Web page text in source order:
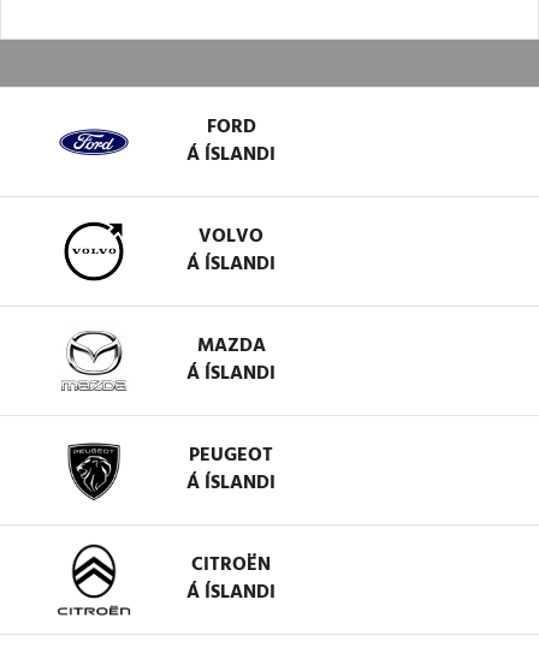
FORD
Á ÍSLANDI
VOLVO
Á ÍSLANDI
MAZDA
Á ÍSLANDI
PEUGEOT
Á ÍSLANDI
CITROËN
Á ÍSLANDI